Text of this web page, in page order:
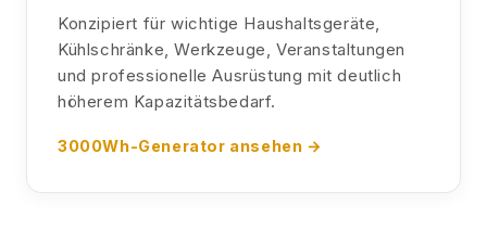
Konzipiert für wichtige Haushaltsgeräte,
Kühlschränke, Werkzeuge, Veranstaltungen
und professionelle Ausrüstung mit deutlich
höherem Kapazitätsbedarf.
3000Wh-Generator ansehen →